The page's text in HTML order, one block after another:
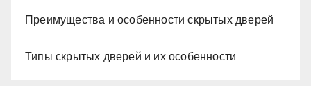
Преимущества и особенности скрытых дверей
Типы скрытых дверей и их особенности